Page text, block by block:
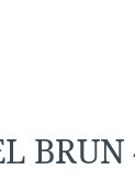
BRUN